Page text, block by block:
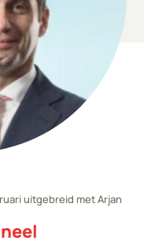
uitgebreid met Arjan